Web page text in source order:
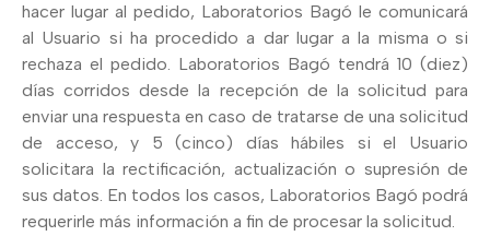
hacer lugar al pedido, Laboratorios Bagó le comunicará
al Usuario si ha procedido a dar lugar a la misma o si
rechaza el pedido. Laboratorios Bagó tendrá 10 (diez)
días corridos desde la recepción de la solicitud para
enviar una respuesta en caso de tratarse de una solicitud
de acceso, y 5 (cinco) días hábiles si el Usuario
solicitara la rectificación, actualización o supresión de
sus datos. En todos los casos, Laboratorios Bagó podrá
requerirle más información a fin de procesar la solicitud.